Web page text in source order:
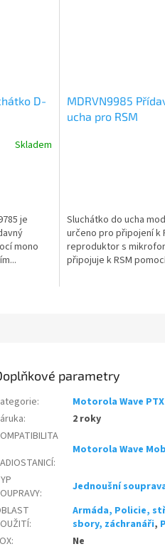
D-
Skladem
je
mono
MDRVN9985
ucha pro RSM
Sluchátko do ucha
určeno pro připojení k
reproduktor s
připojuje k RSM
parametry
:
Motorola Wave PTX
:
2 roky
:
Motorola Wave
: Jednoušní
:
Armáda, Policie,
sbory, záchranáři,
:
Ne